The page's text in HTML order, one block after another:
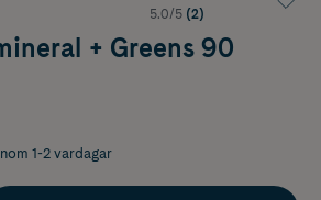
5.0/5 (2)
+ Greens 90
1-2 vardagar